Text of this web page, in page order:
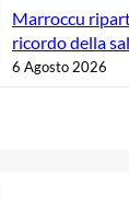
Marroccu
ricordo della
6 Agosto 2026